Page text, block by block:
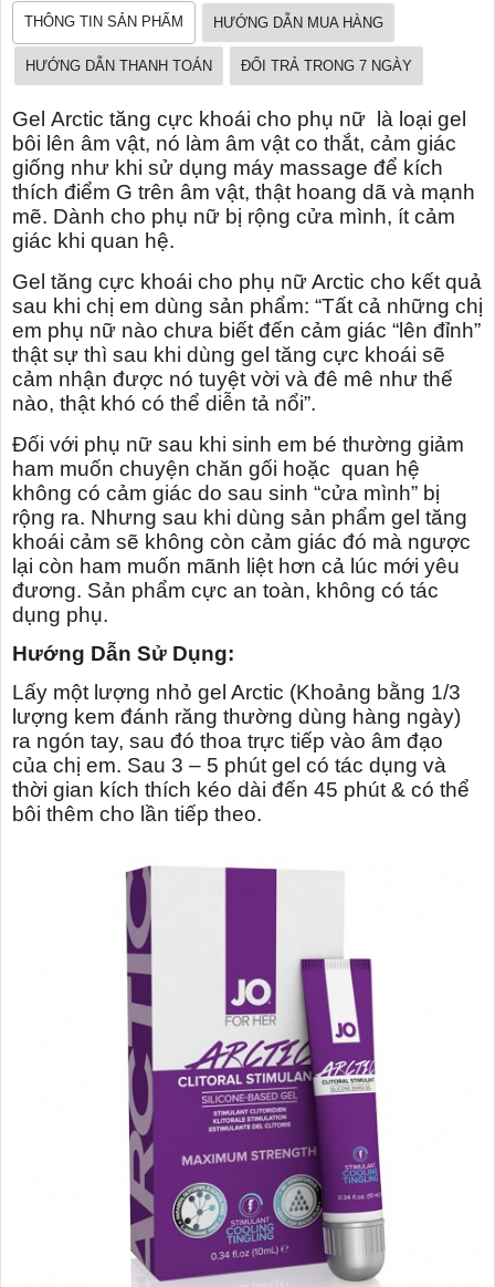
THÔNG TIN SẢN PHẨM HƯỚNG DẪN MUA HÀNG
HƯỚNG DẪN THANH TOÁN ĐỔI TRẢ TRONG 7 NGÀY
Gel Arctic tăng cực khoái cho phụ nữ là loại gel
bôi lên âm vật, nó làm âm vật co thắt, cảm giác
giống như khi sử dụng máy massage để kích
thích điểm G trên âm vật, thật hoang dã và mạnh
mẽ. Dành cho phụ nữ bị rộng cửa mình, ít cảm
giác khi quan hệ.
Gel tăng cực khoái cho phụ nữ Arctic cho kết quả
sau khi chị em dùng sản phẩm: “Tất cả những chị
em phụ nữ nào chưa biết đến cảm giác “lên đỉnh”
thật sự thì sau khi dùng gel tăng cực khoái sẽ
cảm nhận được nó tuyệt vời và đê mê như thế
nào, thật khó có thể diễn tả nổi”.
Đối với phụ nữ sau khi sinh em bé thường giảm
ham muốn chuyện chăn gối hoặc quan hệ
không có cảm giác do sau sinh “cửa mình” bị
rộng ra. Nhưng sau khi dùng sản phẩm gel tăng
khoái cảm sẽ không còn cảm giác đó mà ngược
lại còn ham muốn mãnh liệt hơn cả lúc mới yêu
đương. Sản phẩm cực an toàn, không có tác
dụng phụ.
Hướng Dẫn Sử Dụng:
Lấy một lượng nhỏ gel Arctic (Khoảng bằng 1/3
lượng kem đánh răng thường dùng hàng ngày)
ra ngón tay, sau đó thoa trực tiếp vào âm đạo
của chị em. Sau 3 – 5 phút gel có tác dụng và
thời gian kích thích kéo dài đến 45 phút & có thể
bôi thêm cho lần tiếp theo.